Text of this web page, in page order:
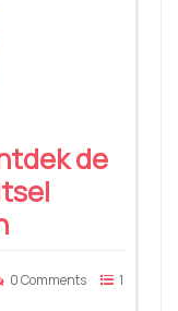
de
0 Comments
1